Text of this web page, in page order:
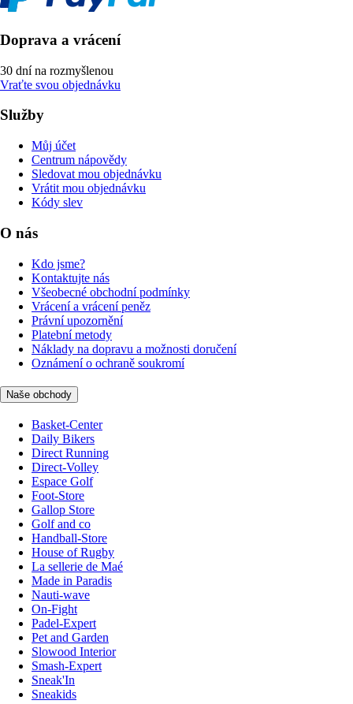
Doprava a vrácení
30 dní na rozmyšlenou
Vraťte svou objednávku
Služby
Můj účet
Centrum nápovědy
Sledovat mou objednávku
Vrátit mou objednávku
Kódy slev
O nás
Kdo jsme?
Kontaktujte nás
Všeobecné obchodní podmínky
Vrácení a vrácení peněz
Právní upozornění
Platební metody
Náklady na dopravu a možnosti doručení
Oznámení o ochraně soukromí
Naše obchody
Basket-Center
Daily Bikers
Direct Running
Direct-Volley
Espace Golf
Foot-Store
Gallop Store
Golf and co
Handball-Store
House of Rugby
La sellerie de Maé
Made in Paradis
Nauti-wave
On-Fight
Padel-Expert
Pet and Garden
Slowood Interior
Smash-Expert
Sneak'In
Sneakids